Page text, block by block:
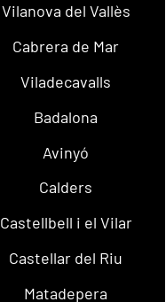
Vilanova del Vallès
Cabrera de Mar
Viladecavalls
Badalona
Avinyó
Calders
Castellbell i el Vilar
Castellar del Riu
Matadepera